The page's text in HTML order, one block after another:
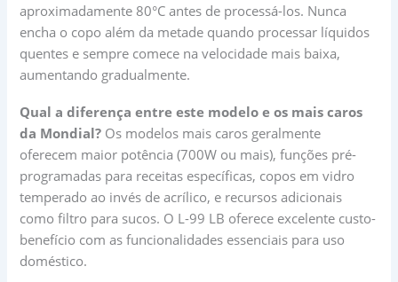
aproximadamente 80°C antes de processá-los. Nunca
encha o copo além da metade quando processar líquidos
quentes e sempre comece na velocidade mais baixa,
aumentando gradualmente.
Qual a diferença entre este modelo e os mais caros
da Mondial? Os modelos mais caros geralmente
oferecem maior potência (700W ou mais), funções pré-
programadas para receitas específicas, copos em vidro
temperado ao invés de acrílico, e recursos adicionais
como filtro para sucos. O L-99 LB oferece excelente custo-
benefício com as funcionalidades essenciais para uso
doméstico.